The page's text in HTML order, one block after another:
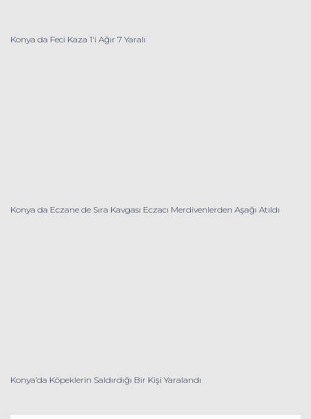
Konya da Feci Kaza 1'i Ağır 7 Yaralı
Konya da Eczane de Sıra Kavgası Eczacı Merdivenlerden Aşağı Atıldı
Konya’da Köpeklerin Saldırdığı Bir Kişi Yaralandı